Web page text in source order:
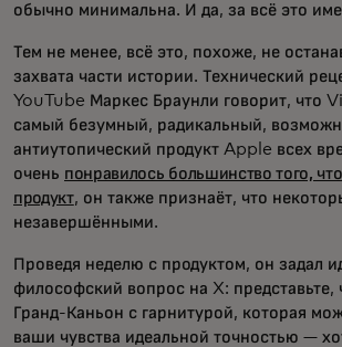
обычно минимальна. И да, за всё это
Тем не менее, всё это, похоже, не
захвата части истории. Технический
YouTube Маркес Браунли говорит, что
самый безумный, радикальный,
антиутопический продукт Apple всех
очень понравилось большинство того,
продукт, он также признаёт, что
незавершёнными.
Проведя неделю с продуктом, он задал
философский вопрос на X: представьте,
Гранд-Каньон с гарнитурой, которая
ваши чувства идеальной точностью —